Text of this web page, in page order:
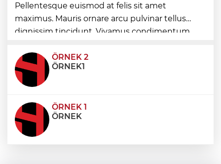
Ağrı'da toplu sünnet şöleni
Pellentesque euismod at felis sit amet
maximus. Mauris ornare arcu pulvinar tellus
dignissim tincidunt. Vivamus condimentum
condimentum eros et, faucibus sapien. Praese
ÖRNEK 2
ÖRNEK1
ÖRNEK 1
ÖRNEK